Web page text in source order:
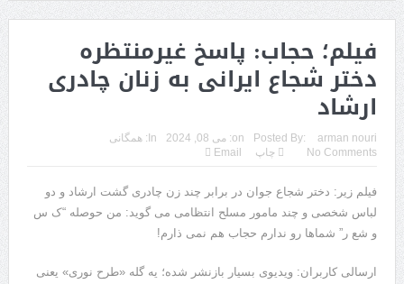
فیلم؛ حجاب: پاسخ غیرمنتظره
دختر شجاع ایرانی به زنان چادری
ارشاد
Posted By: arman nouri
on: می 08, 2024 In: همگانی
No Comments
چاپ Email
فیلم زیر: دختر شجاع جوان در برابر چند زن چادری گشت ارشاد و دو
لباس شخصی و چند مامور مسلح انتظامی می گوید: من حوصله “ک س
و شع ر” شماها رو ندارم حجاب هم نمی ذارم!
ارسالی کاربران: ویدیوی بسیار بازنشر شده؛ یه گله «طرح نوری» یعنی